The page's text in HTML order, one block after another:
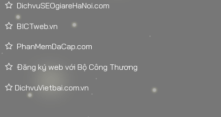
DichvuSEOgiareHaNoi.com
BICTweb.vn
PhanMemDaCap.com
Đăng ký web với Bộ Công Thương
DichvuVietbai.com.vn